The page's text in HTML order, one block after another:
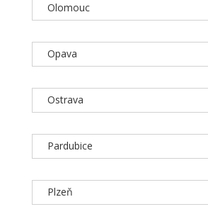
Olomouc
Opava
Ostrava
Pardubice
Plzeň